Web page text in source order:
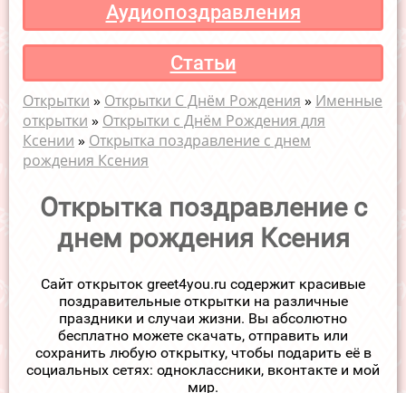
Аудиопоздравления
Статьи
Открытки » Открытки С Днём Рождения » Именные
открытки » Открытки с Днём Рождения для
Ксении » Открытка поздравление с днем
рождения Ксения
Открытка поздравление с
днем рождения Ксения
Сайт открыток greet4you.ru содержит красивые
поздравительные открытки на различные
праздники и случаи жизни. Вы абсолютно
бесплатно можете скачать, отправить или
сохранить любую открытку, чтобы подарить её в
социальных сетях: одноклассники, вконтакте и мой
мир.